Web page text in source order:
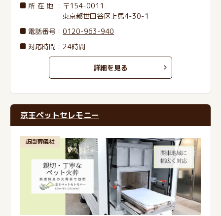
所在地 ：〒154-0011
東京都世田谷区上馬4-30-1
電話番号 ：0120-963-940
対応時間：24時間
詳細を見る
京王ペットセレモニー
訪問葬儀社